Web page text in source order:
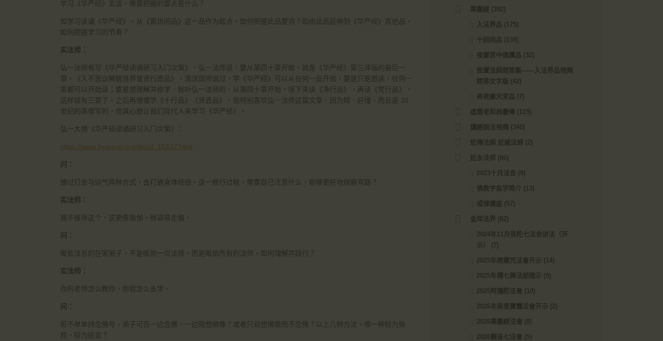
学习《华严经》玄谈，需要把握的要点是什么？
如学习读诵《华严经》，从《离世间品》这一品作为起点，如何把握此品要领？如由此品延伸到《华严经》其他品，
如何把握学习的节奏？
实法师：
弘一法师有写《华严经读诵研习入门次第》，弘一法师说，要从第四十章开始。就是《华严经》第三译版的最后一
章，《入不思议解脱境界普贤行愿品》。清凉国师说过，学《华严经》可以从任何一品开始，要是只是想读，任何一
章都可以开始读；要是想理解并修学，就听弘一法师的，从第四十章开始。接下来读《净行品》，再读《梵行品》，
这样就有三章了，之后再慢慢学《十行品》《贤首品》。我特别喜欢弘一法师这篇文章，因为短、好懂，而且是 20
世纪的高僧写的，他真心想让我们现代人来学习《华严经》。
弘一大师《华严经读诵研习入门次第》：
https://www.lingyinsi.org/detail_15332.html
问：
通过打坐与运气两种方式，去打通身体经络。这一修行过程，需要自己注意什么，能够更好地规避弯路？
实法师：
我不推荐这个，这更像瑜伽。很容易走偏。
问：
皈依法总的在家弟子，不是皈依一位法师，而是皈依所有的法师。如何理解并践行？
实法师：
你的老师怎么教你，你就怎么去学。
问：
若不单单持念佛号，弟子可否一边念佛，一边观想佛像？或者只观想佛像而不念佛？以上几种方法，哪一种较为殊
胜，较为适宜？
華嚴經 (392)
入法界品 (175)
十回向品 (139)
夜摩宮中偈讚品 (32)
恆實法師問答集——入法界品視頻
問答文字版 (42)
昇夜摩天宮品 (7)
虛雲老和尚畫傳 (115)
講經說法視頻 (340)
近傳法師 近威法師 (2)
近永法师 (86)
2023十月法会 (9)
佛教宇宙学简介 (13)
戒律講座 (57)
金岸法界 (82)
2024年11月弥陀七法会讲法（开
示）
(7)
2025年楞嚴咒法會开示 (14)
2025年禪七興法師開示 (9)
2025阿彌陀法會 (10)
2026年梁皇寶懺法會开示 (2)
2026華嚴經法會 (8)
2026觀音七法會 (5)